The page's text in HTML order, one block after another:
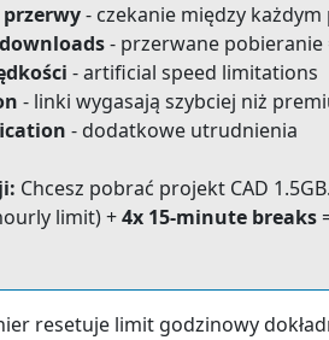
- czekanie między
- przerwane
- artificial speed limitations
- linki wygasają szybciej niż
- dodatkowe utrudnienia
Chcesz pobrać projekt CAD
limit) +4x 15-minute breaks
resetuje limit godzinowy